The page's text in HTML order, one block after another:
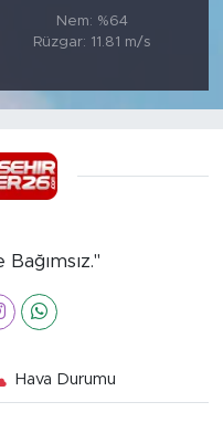
Nem: %64
Rüzgar: 11.81 m/s
Hava Durumu